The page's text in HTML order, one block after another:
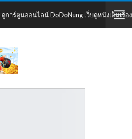
าร์ตูนออนไลน์ DoDoNung เว็บดูหนังเต็มเรื่อง